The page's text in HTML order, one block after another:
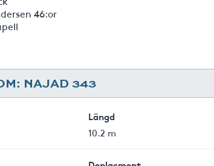
46:or
NAJAD 343
Längd
10.2 m